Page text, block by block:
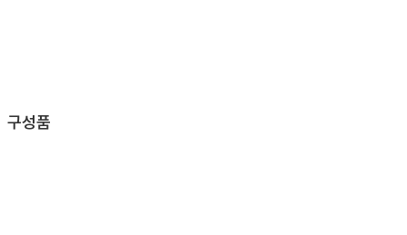
구성품